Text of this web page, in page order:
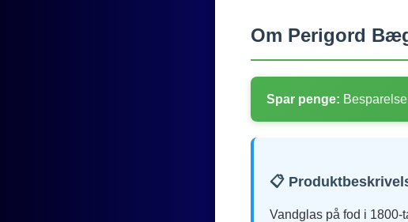
Om Perigord
Spar penge:
📋
Vandglas på fod i 1800-